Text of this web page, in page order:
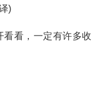
)
看，一定有许多收